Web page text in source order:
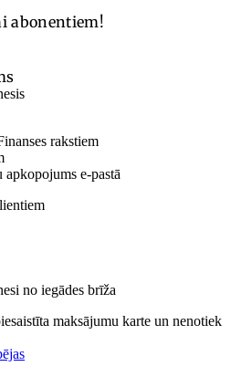
abonentiem!
rakstiem
apkopojums e-pastā
no iegādes brīža
maksājumu karte un nenotiek